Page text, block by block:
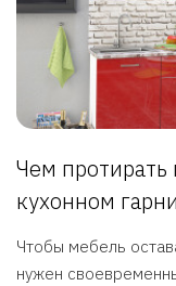
Чем протирать
кухонном
Чтобы мебель
нужен